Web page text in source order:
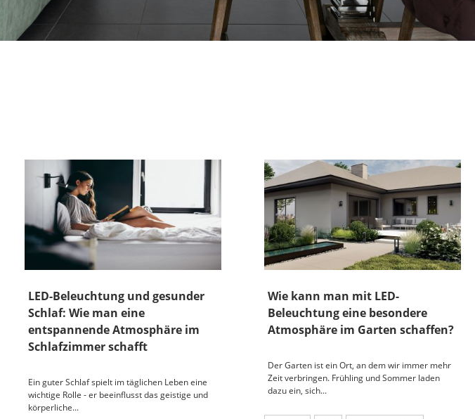
LED-Beleuchtung und gesunder
Schlaf: Wie man eine
entspannende Atmosphäre im
Schlafzimmer schafft
Ein guter Schlaf spielt im täglichen Leben eine
wichtige Rolle - er beeinflusst das geistige und
körperliche...
Wie kann man mit LED-
Beleuchtung eine besondere
Atmosphäre im Garten schaffen?
Der Garten ist ein Ort, an dem wir immer mehr
Zeit verbringen. Frühling und Sommer laden
dazu ein, sich...